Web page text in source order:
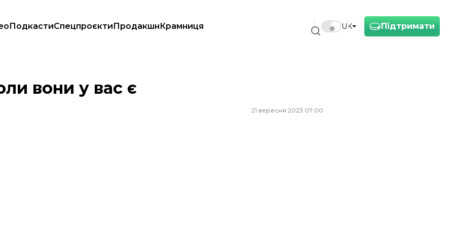
Підтримати
UK
ПодкастиСпецпроєктиПродакшнКрамниця
вони у вас є
21 вересня 2023 07:00